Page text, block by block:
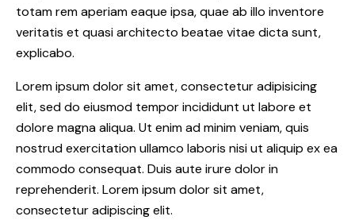
totam rem aperiam eaque ipsa, quae ab illo inventore
veritatis et quasi architecto beatae vitae dicta sunt,
explicabo.
Lorem ipsum dolor sit amet, consectetur adipisicing
elit, sed do eiusmod tempor incididunt ut labore et
dolore magna aliqua. Ut enim ad minim veniam, quis
nostrud exercitation ullamco laboris nisi ut aliquip ex ea
commodo consequat. Duis aute irure dolor in
reprehenderit. Lorem ipsum dolor sit amet,
consectetur adipiscing elit.